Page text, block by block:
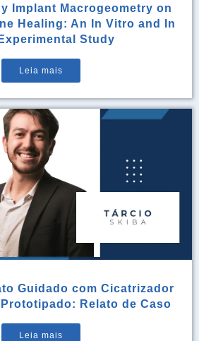
Implant Macrogeometry on
Healing: An In Vitro and In
Study
Leia mais
Guidado com Cicatrizador
Relato de Caso
Leia mais